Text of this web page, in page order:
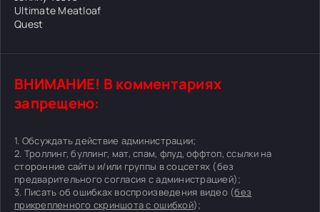
Ultimate Meatloaf
Quest
ВНИМАНИЕ! В комментариях
запрещено:
1. Обсуждать действие администрации;
2. Троллинг, буллинг, мат, спам, флуд, оффтоп, ссылки на
сторонние сайты и/или группы в соцсетях (без
предварительного согласия с администрацией);
3. Писать об ошибках воспроизведения видео (без
прикрепленного скриншота с ошибкой);